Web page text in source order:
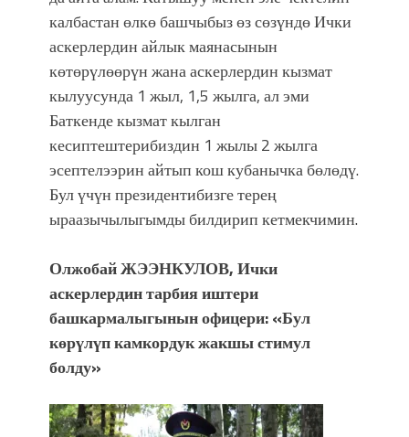
калбастан өлкө башчыбыз өз сөзүндө Ички
аскерлердин айлык маянасынын
көтөрүлөөрүн жана аскерлердин кызмат
кылуусунда 1 жыл, 1,5 жылга, ал эми
Баткенде кызмат кылган
кесиптештерибиздин 1 жылы 2 жылга
эсептелээрин айтып кош кубанычка бөлөдү.
Бул үчүн президентибизге терең
ыраазычылыгымды билдирип кетмекчимин.
Олжобай ЖЭЭНКУЛОВ, Ички
аскерлердин тарбия иштери
башкармалыгынын офицери: «Бул
көрүлүп камкордук жакшы стимул
болду»